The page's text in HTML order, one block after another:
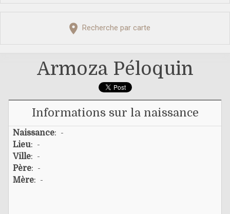
Recherche par carte
Armoza Péloquin
Informations sur la naissance
Naissance: -
Lieu: -
Ville: -
Père: -
Mère: -